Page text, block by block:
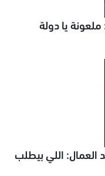
يا دولة
اللي بيطلب